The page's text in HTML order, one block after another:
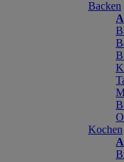
Backen
Kochen